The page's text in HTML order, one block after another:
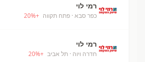
רמי לוי
כפר סבא · פתח תקווה +
20%
רמי לוי
חדרה ויוה · תל אביב +
20%